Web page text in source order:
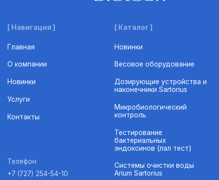
[ Навигация ]
Главная
О компании
Новинки
Услуги
Контакты
Телефон:
+7 (727) 254-54-10
[ Каталог ]
Новинки
Весовое оборудование
Дозирующие устройства и
наконечники Sartorius
Микробиологический
контроль
Тестирование
бактериальных
эндоксинов (лал тест)
Системы очистки воды
Arium Sartorius